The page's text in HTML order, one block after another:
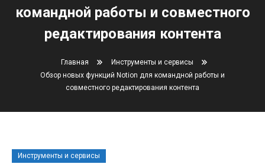
командной работы и совместного
редактирования контента
Главная
Инструменты и сервисы
Обзор новых функций Notion для командной работы и
совместного редактирования контента
Инструменты и сервисы